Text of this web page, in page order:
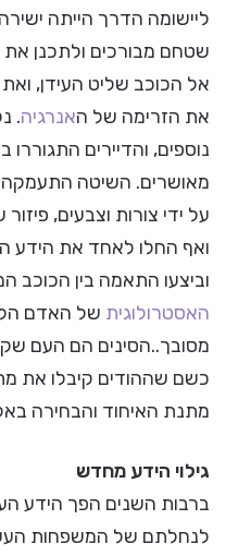
ליישומה הדרך הייתה
שטחם מבורכים ולתכנן
אל הכוכב שליט העידן,
את הזרימה של האנרגיה.
נוספים, והדיירים התגוררו
מאושרים. השיטה התעמקה
על ידי צורות וצבעים,
ואף החלו לאחד את הידע
וביצעו התאמה בין הכוכב
האסטרולוגית של האדם
מסובך..הסינים הם העם
כשם שההודים קיבלו את
מתנת האיחוד והבחירה
גילוי הידע מחדש
ברבות השנים הפך הידע
לנחלתם של המשפחות